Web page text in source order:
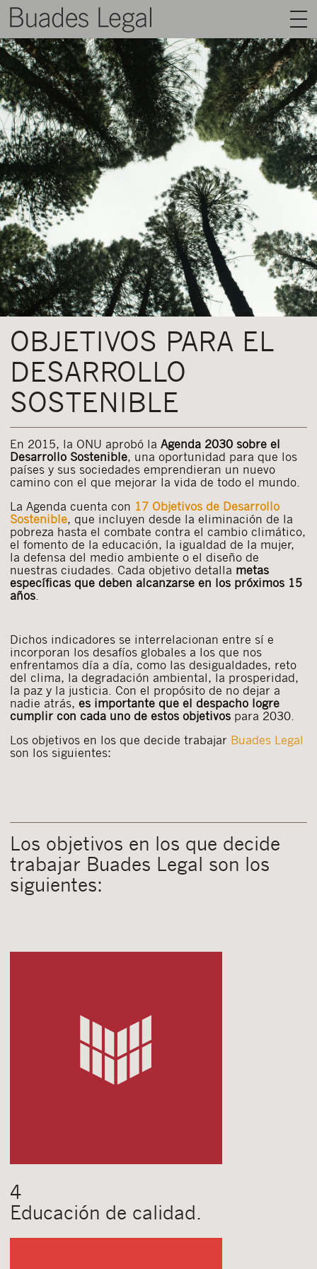
BUADES LEGAL
ÁREAS
EQUIPO
TALENTO
ACTUALIDAD
CONTACTO
ESPAÑOL
OBJETIVOS PARA EL
DESARROLLO
SOSTENIBLE
En 2015, la ONU aprobó la Agenda 2030 sobre el
Desarrollo Sostenible, una oportunidad para que los
países y sus sociedades emprendieran un nuevo
camino con el que mejorar la vida de todo el mundo.
La Agenda cuenta con 17 Objetivos de Desarrollo
Sostenible, que incluyen desde la eliminación de la
pobreza hasta el combate contra el cambio climático,
el fomento de la educación, la igualdad de la mujer,
la defensa del medio ambiente o el diseño de
nuestras ciudades. Cada objetivo detalla metas
específicas que deben alcanzarse en los próximos 15
años
Dichos indicadores se interrelacionan entre sí e
incorporan los desafíos globales a los que nos
enfrentamos día a día, como las desigualdades, reto
del clima, la degradación ambiental, la prosperidad,
la paz y la justicia. Con el propósito de no dejar a
nadie atrás, es importante que el despacho logre
cumplir con cada uno de estos objetivos para 2030.
Los objetivos en los que decide trabajar Buades Legal
son los siguientes:
Los objetivos en los que decide
trabajar Buades Legal son los
siguientes:
4
Educación de calidad.